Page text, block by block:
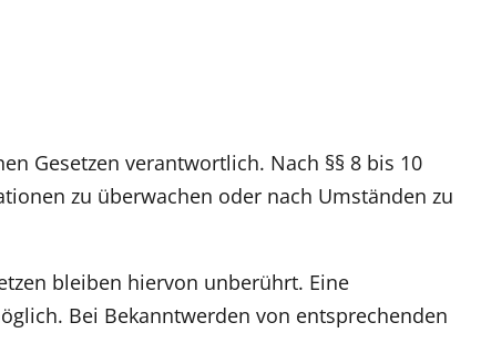
Gesetzen verantwortlich. Nach §§ 8 bis 10
zu überwachen oder nach Umständen zu
bleiben hiervon unberührt. Eine
Bei Bekanntwerden von entsprechenden